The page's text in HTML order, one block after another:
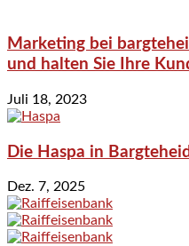
Marketing bei
und halten Sie Ihre
Juli 18, 2023
Die Haspa in
Dez. 7, 2025